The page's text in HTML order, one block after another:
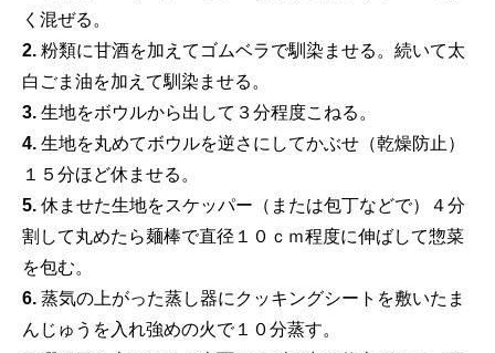
く混ぜる。
2. 粉類に甘酒を加えてゴムベラで馴染ませる。続いて太
白ごま油を加えて馴染ませる。
3. 生地をボウルから出して３分程度こねる。
4. 生地を丸めてボウルを逆さにしてかぶせ（乾燥防止）
１５分ほど休ませる。
5. 休ませた生地をスケッパー（または包丁などで）４分
割して丸めたら麺棒で直径１０ｃｍ程度に伸ばして惣菜
を包む。
6. 蒸気の上がった蒸し器にクッキングシートを敷いたま
んじゅうを入れ強めの火で１０分蒸す。